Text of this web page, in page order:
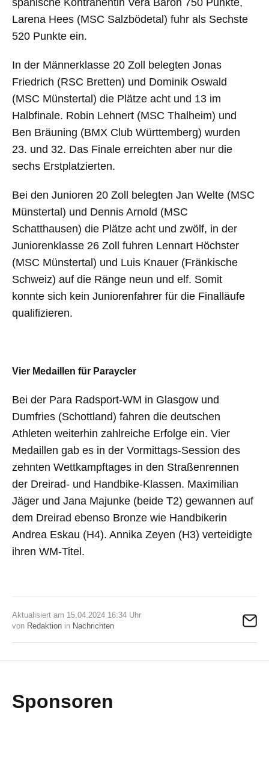
spanische Kontrahentin Vera Baron 750 Punkte,
Larena Hees (MSC Salzbödetal) fuhr als Sechste
520 Punkte ein.
In der Männerklasse 20 Zoll belegten Jonas
Friedrich (RSC Bretten) und Dominik Oswald
(MSC Münstertal) die Plätze acht und 13 im
Halbfinale. Robin Lehnert (MSC Thalheim) und
Ben Bräuning (BMX Club Württemberg) wurden
23. und 32. Das Finale erreichten aber nur die
sechs Erstplatzierten.
Bei den Junioren 20 Zoll belegten Jan Welte (MSC
Münstertal) und Dennis Arnold (MSC
Schatthausen) die Plätze acht und zwölf, in der
Juniorenklasse 26 Zoll fuhren Lennart Höchster
(MSC Münstertal) und Luis Knauer (Fränkische
Schweiz) auf die Ränge neun und elf. Somit
konnte sich kein Juniorenfahrer für die Finalläufe
qualifizieren.
Vier Medaillen für Paraycler
Bei der Para Radsport-WM in Glasgow und
Dumfries (Schottland) fahren die deutschen
Athleten weiterhin zahlreiche Erfolge ein. Vier
Medaillen gab es in der Vormittags-Session des
zehnten Wettkampftages in den Straßenrennen
der Dreirad- und Handbike-Klassen. Maximilian
Jäger und Jana Majunke (beide T2) gewannen auf
dem Dreirad ebenso Bronze wie Handbikerin
Andrea Eskau (H4). Annika Zeyen (H3) verteidigte
ihren WM-Titel.
Aktualisiert am 15.04.2024 16:34 Uhr
von Redaktion in Nachrichten
Sponsoren